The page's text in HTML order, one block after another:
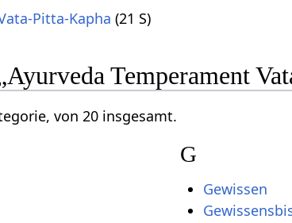
Pitta-Kapha (21 S)
Temperament
von 20 insgesamt.
G
Gewissen